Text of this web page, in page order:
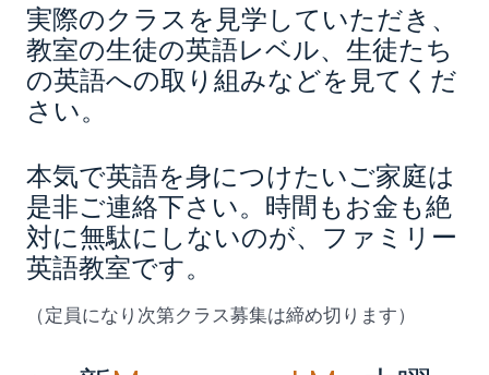
実際のクラスを見学していただき、
教室の生徒の英語レベル、生徒たち
の英語への取り組みなどを見てくだ
さい。
本気で英語を身につけたいご家庭は
是非ご連絡下さい。時間もお金も絶
対に無駄にしないのが、ファミリー
英語教室です。
（定員になり次第クラス募集は締め切ります）